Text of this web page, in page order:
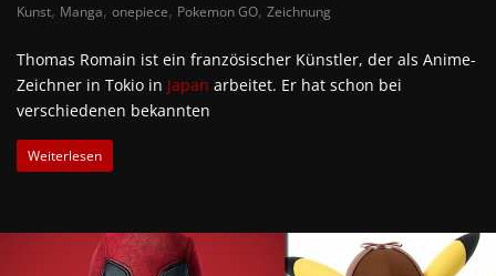
Kunst, Manga, onepiece, Pokemon GO, Zeichnung
Thomas Romain ist ein französischer Künstler, der als Anime-
Zeichner in Tokio in Japan arbeitet. Er hat schon bei
verschiedenen bekannten
Weiterlesen